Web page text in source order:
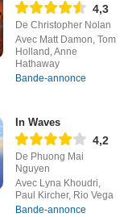
4,3
De Christopher Nolan
Avec Matt Damon, Tom
Holland, Anne
Hathaway
Bande-annonce
In Waves
4,2
De Phuong Mai
Nguyen
Avec Lyna Khoudri,
Paul Kircher, Rio Vega
Bande-annonce